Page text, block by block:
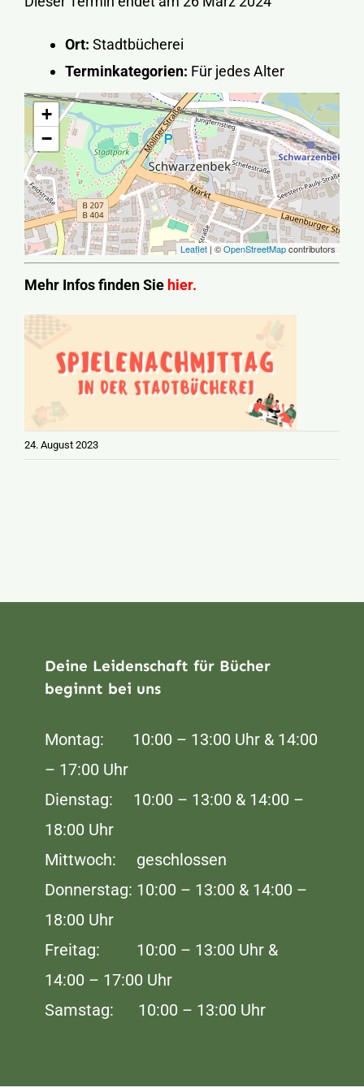
Ort: Stadtbücherei
Terminkategorien: Für jedes Alter
+
−
Leaflet | ©OpenStreetMapcontributors
Mehr Infos finden Sie hier.
24. August 2023
Deine Leidenschaft für Bücher
beginnt bei uns
Montag: 10:00 – 13:00 Uhr & 14:00
– 17:00 Uhr
Dienstag: 10:00 – 13:00 & 14:00 –
18:00 Uhr
Mittwoch: geschlossen
Donnerstag: 10:00 – 13:00 & 14:00 –
18:00 Uhr
Freitag: 10:00 – 13:00 Uhr &
14:00 – 17:00 Uhr
Samstag: 10:00 – 13:00 Uhr